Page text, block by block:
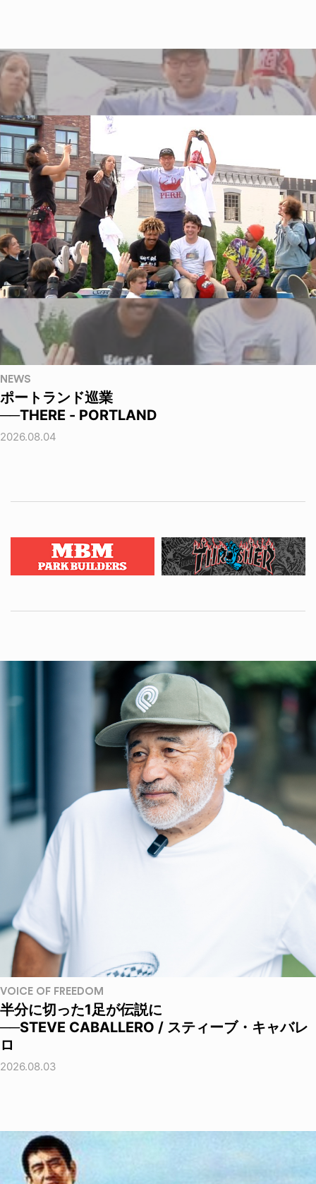
NEWS
ポートランド巡業
──THERE - PORTLAND
2026.08.04
VOICE OF FREEDOM
半分に切った1足が伝説に
──STEVE CABALLERO / スティーブ・キャバレ
ロ
2026.08.03